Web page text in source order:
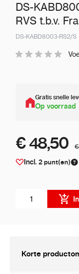
DS-
RVS t.b.v.
DS-KABD8003-RS2/S
Gratis snelle
Op voorraad
€ 48,50 €
Incl. 2punt(en)
Korte